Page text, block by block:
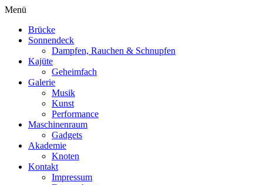
Menü
Brücke
Sonnendeck
Dampfen, Rauchen & Schnupfen
Kajüte
Geheimfach
Galerie
Musik
Kunst
Performance
Maschinenraum
Gadgets
Akademie
Knoten
Kontakt
Impressum